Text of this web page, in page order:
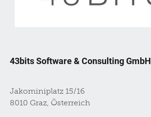
43bits Software & Consulting GmbH
Jakominiplatz 15/16
8010 Graz, Österreich